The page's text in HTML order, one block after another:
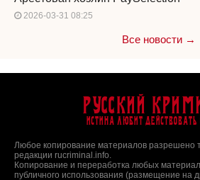
2026-03-31 08:25
Все новости →
Русский
Истина любит действовать
Любое копирование материалов разрешено
редакции rucriminal.info.
Копирование и переработка любых
публичного использования (размещение на